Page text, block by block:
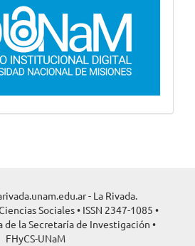
- La Rivada.
Sociales • ISSN 2347-1085 •
la Secretaría de Investigación •
FHyCS-UNaM